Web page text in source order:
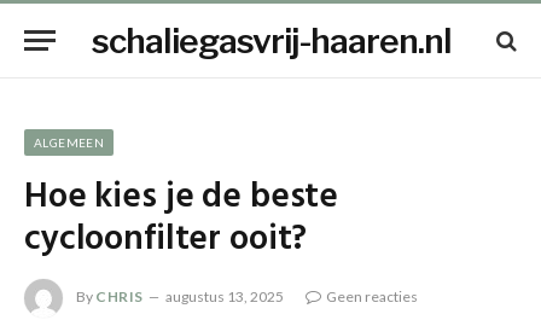
schaliegasvrij-haaren.nl
ALGEMEEN
Hoe kies je de beste
cycloonfilter ooit?
By CHRIS augustus 13, 2025
Geen reacties